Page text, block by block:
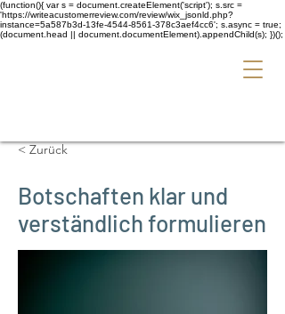
(function(){ var s = document.createElement('script'); s.src =
'https://writeacustomerreview.com/review/wix_jsonld.php?
instance=5a587b3d-13fe-4544-8561-378c3aef4cc6'; s.async = true;
(document.head || document.documentElement).appendChild(s); })();
< Zurück
Botschaften klar und
verständlich formulieren